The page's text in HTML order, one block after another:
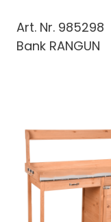
Art. Nr. 985298
Bank RANGUN